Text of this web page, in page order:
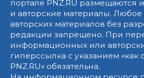
портале PNZ.RU
и авторские материалы. Любое
авторских материалов без
редакции запрещено. При
информационных или
гиперссылка с указанием «как
PNZ.RU» обязательна.